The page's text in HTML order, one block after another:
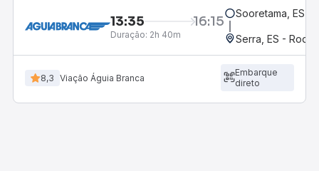
13:35 16:15
Duração: 2h 40m
Sooretama, ES
Serra, ES -
8,3 Viação Águia Branca
Embarque
direto